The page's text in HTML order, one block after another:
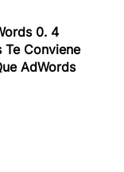
0. 4
Te Conviene
AdWords